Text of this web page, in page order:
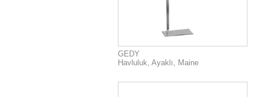
GEDY
Havluluk, Ayaklı, Maine